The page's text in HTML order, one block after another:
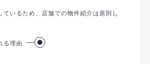
ているため、店舗での物件紹介は原則し
る理由